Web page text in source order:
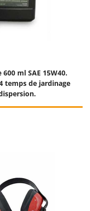
ml SAE 15W40.
temps de jardinage